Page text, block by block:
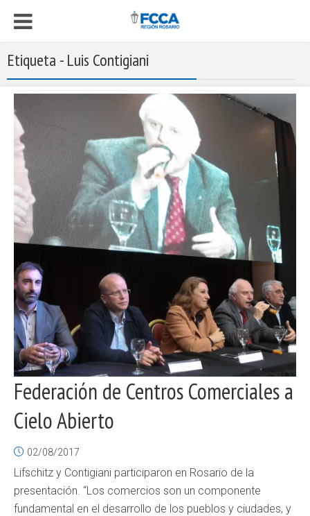
Etiqueta - Luis Contigiani
Federación de Centros Comerciales a
Cielo Abierto
02/08/2017
Lifschitz y Contigiani participaron en Rosario de la
presentación. “Los comercios son un componente
fundamental en el desarrollo de los pueblos y ciudades, y